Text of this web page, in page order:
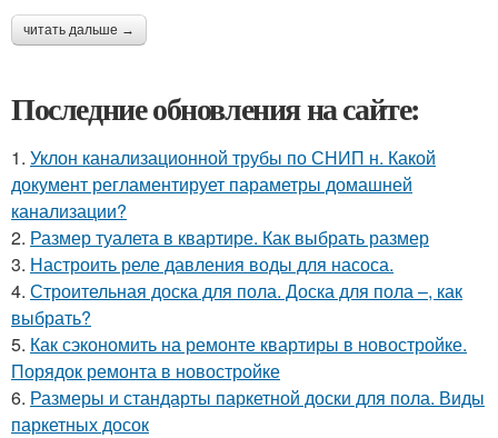
читать дальше →
Последние обновления на сайте:
1. Уклон канализационной трубы по СНИП н. Какой
документ регламентирует параметры домашней
канализации?
2. Размер туалета в квартире. Как выбрать размер
3. Настроить реле давления воды для насоса.
4. Строительная доска для пола. Доска для пола –, как
выбрать?
5. Как сэкономить на ремонте квартиры в новостройке.
Порядок ремонта в новостройке
6. Размеры и стандарты паркетной доски для пола. Виды
паркетных досок